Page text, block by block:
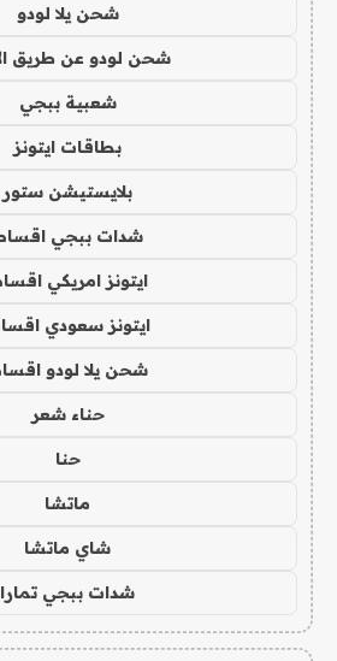
شحن يلا لودو
شحن لودو عن طريق
شعبية ببجي
بطاقات ايتونز
بلايستيشن ستور
شدات ببجي
ايتونز امريكي
ايتونز سعودي
شحن يلا لودو
حناء شعر
حنا
ماتشا
شاي ماتشا
شدات ببجي تمارا